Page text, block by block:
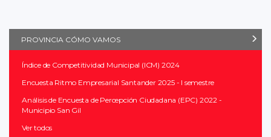
PROVINCIA CÓMO VAMOS
Índice de Competitividad Municipal (ICM) 2024
Encuesta Ritmo Empresarial Santander 2025 - I semestre
Análisis de Encuesta de Percepción Ciudadana (EPC) 2022 -
Municipio San Gil
Ver todos